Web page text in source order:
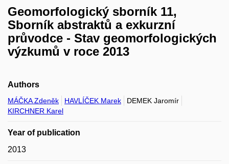
Geomorfologický sborník 11,
Sborník abstraktů a exkurzní
průvodce - Stav geomorfologických
výzkumů v roce 2013
Authors
MÁČKA Zdeněk HAVLÍČEK Marek
DEMEK Jaromír
KIRCHNER Karel
Year of publication
2013